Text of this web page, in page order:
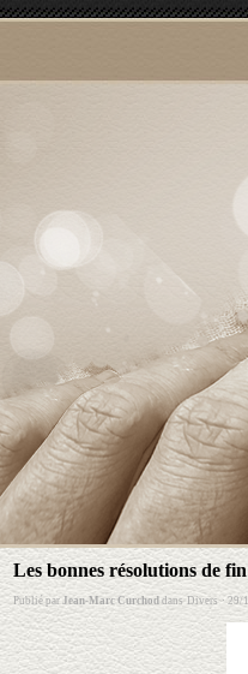
Les bonnes résolutions de
Publié parJean-Marc Curchod dansDivers · 29/